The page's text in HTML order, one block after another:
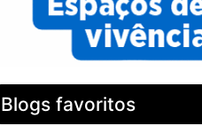
Blogs favoritos